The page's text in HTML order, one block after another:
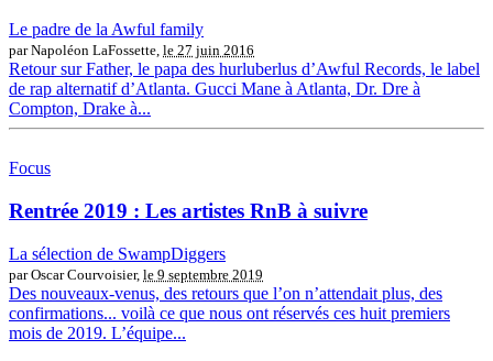
Le padre de la Awful family
par Napoléon LaFossette, le 27 juin 2016
Retour sur Father, le papa des hurluberlus d’Awful Records, le label
de rap alternatif d’Atlanta. Gucci Mane à Atlanta, Dr. Dre à
Compton, Drake à...
Focus
Rentrée 2019 : Les artistes RnB à suivre
La sélection de SwampDiggers
par Oscar Courvoisier, le 9 septembre 2019
Des nouveaux-venus, des retours que l’on n’attendait plus, des
confirmations... voilà ce que nous ont réservés ces huit premiers
mois de 2019. L’équipe...